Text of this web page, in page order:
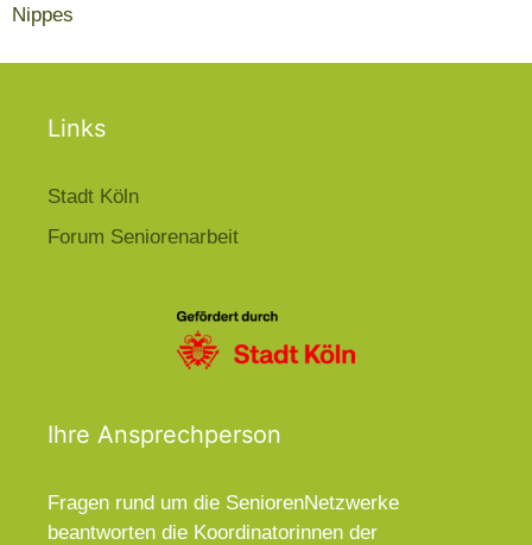
Nippes
Links
Stadt Köln
Forum Seniorenarbeit
Ihre Ansprechperson
Fragen rund um die SeniorenNetzwerke
beantworten die Koordinatorinnen der